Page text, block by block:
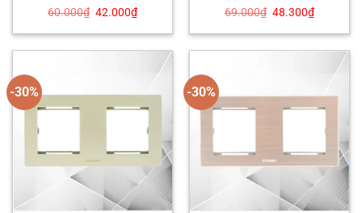
60.000₫ Giá
là:
42.000₫Giá
hiện
tại
42.000₫.
69.000₫ Giá
là:
48.300₫Giá
hiện
tại
48.300₫.
-30% -30%